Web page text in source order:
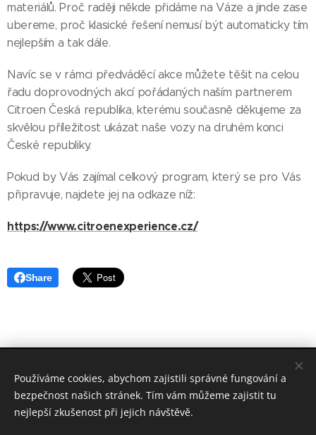
materiálů. Proč raději někde přidáme na Váze a jinde zase
ubereme, proč klasické řešení nemusí být automaticky tím
nejlepším a tak dále.
Navíc se v rámci předváděcí akce můžete těšit na celou
řadu doprovodných akcí pořádaných naším partnerem
Citroen Česká republika, kterému současně děkujeme za
skvělou příležitost ukázat naše vozy na druhém konci
České republiky.
Pokud by Vás zajímal celkový program, který se pro Vás
připravuje, najdete jej na odkaze níž:
https://www.citroenexperience.cz/
Share
Sledujte nás na sociálních sítích
FACEBOOK
INSTAGRAM
Cookies
Používáme cookies, abychom zajistili správné fungování a
bezpečnost našich stránek. Tím vám můžeme zajistit tu
nejlepší zkušenost při jejich návštěvě.